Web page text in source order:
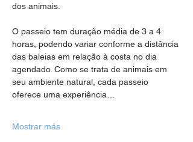
dos animais.
O passeio tem duração média de 3 a 4
horas, podendo variar conforme a distância
das baleias em relação à costa no dia
agendado. Como se trata de animais em
seu ambiente natural, cada passeio
oferece uma experiência…
Mostrar más